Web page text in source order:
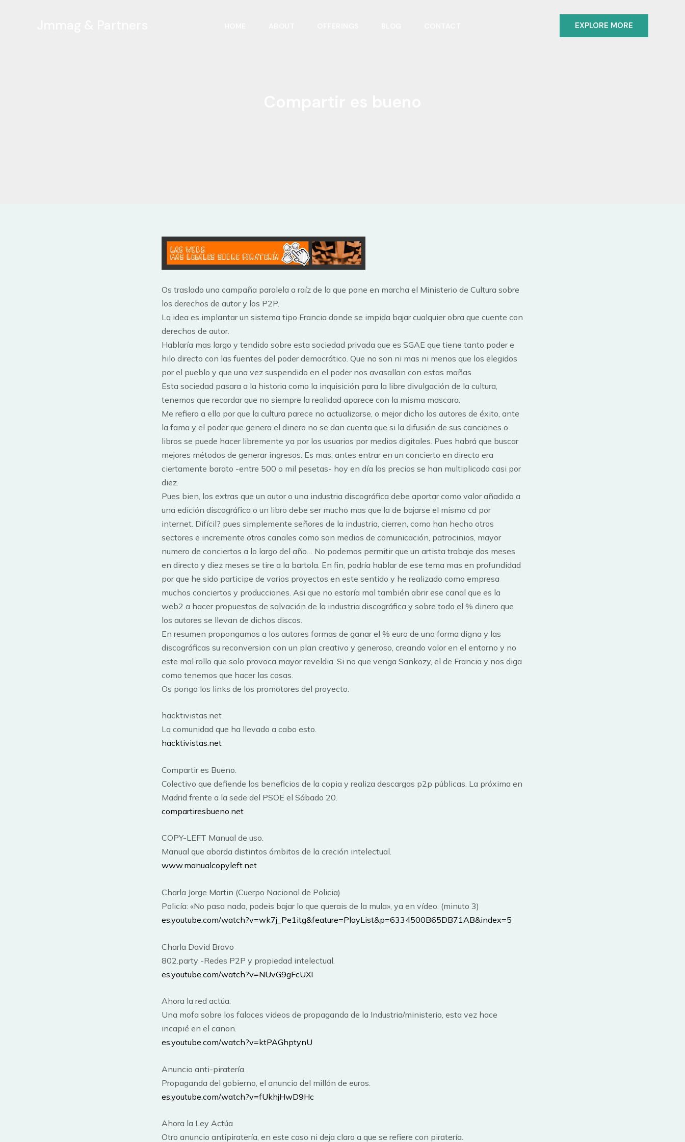
EXPLORE MORE
Os traslado una campaña paralela a raíz de la que pone en marcha el Ministerio de Cultura sobre
los derechos de autor y los P2P.
La idea es implantar un sistema tipo Francia donde se impida bajar cualquier obra que cuente con
derechos de autor.
Hablaría mas largo y tendido sobre esta sociedad privada que es SGAE que tiene tanto poder e
hilo directo con las fuentes del poder democrático. Que no son ni mas ni menos que los elegidos
por el pueblo y que una vez suspendido en el poder nos avasallan con estas mañas.
Esta sociedad pasara a la historia como la inquisición para la libre divulgación de la cultura,
tenemos que recordar que no siempre la realidad aparece con la misma mascara.
Me refiero a ello por que la cultura parece no actualizarse, o mejor dicho los autores de éxito, ante
la fama y el poder que genera el dinero no se dan cuenta que si la difusión de sus canciones o
libros se puede hacer libremente ya por los usuarios por medios digitales. Pues habrá que buscar
mejores métodos de generar ingresos. Es mas, antes entrar en un concierto en directo era
ciertamente barato -entre 500 o mil pesetas- hoy en día los precios se han multiplicado casi por
diez.
Pues bien, los extras que un autor o una industria discográfica debe aportar como valor añadido a
una edición discográfica o un libro debe ser mucho mas que la de bajarse el mismo cd por
internet. Difícil? pues simplemente señores de la industria, cierren, como han hecho otros
sectores e incremente otros canales como son medios de comunicación, patrocinios, mayor
numero de conciertos a lo largo del año… No podemos permitir que un artista trabaje dos meses
en directo y diez meses se tire a la bartola. En fin, podría hablar de ese tema mas en profundidad
por que he sido participe de varios proyectos en este sentido y he realizado como empresa
muchos conciertos y producciones. Asi que no estaría mal también abrir ese canal que es la
web2 a hacer propuestas de salvación de la industria discográfica y sobre todo el % dinero que
los autores se llevan de dichos discos.
En resumen propongamos a los autores formas de ganar el % euro de una forma digna y las
discográficas su reconversion con un plan creativo y generoso, creando valor en el entorno y no
este mal rollo que solo provoca mayor reveldia. Si no que venga Sankozy, el de Francia y nos diga
como tenemos que hacer las cosas.
Os pongo los links de los promotores del proyecto.
hacktivistas.net
La comunidad que ha llevado a cabo esto.
hacktivistas.net
Compartir es Bueno.
Colectivo que defiende los beneficios de la copia y realiza descargas p2p públicas. La próxima en
Madrid frente a la sede del PSOE el Sábado 20.
compartiresbueno.net
COPY-LEFT Manual de uso.
Manual que aborda distintos ámbitos de la creción intelectual.
www.manualcopyleft.net
Charla Jorge Martin (Cuerpo Nacional de Policia)
Policía: «No pasa nada, podeis bajar lo que querais de la mula», ya en vídeo. (minuto 3)
es.youtube.com/watch?v=wk7j_Pe1itg&feature=PlayList&p=6334500B65DB71AB&index=5
Charla David Bravo
802.party -Redes P2P y propiedad intelectual.
es.youtube.com/watch?v=NUvG9gFcUXI
Ahora la red actúa.
Una mofa sobre los falaces videos de propaganda de la Industria/ministerio, esta vez hace
incapié en el canon.
es.youtube.com/watch?v=ktPAGhptynU
Anuncio anti-piratería.
Propaganda del gobierno, el anuncio del millón de euros.
es.youtube.com/watch?v=fUkhjHwD9Hc
Ahora la Ley Actúa
Otro anuncio antipiratería, en este caso ni deja claro a que se refiere con piratería.